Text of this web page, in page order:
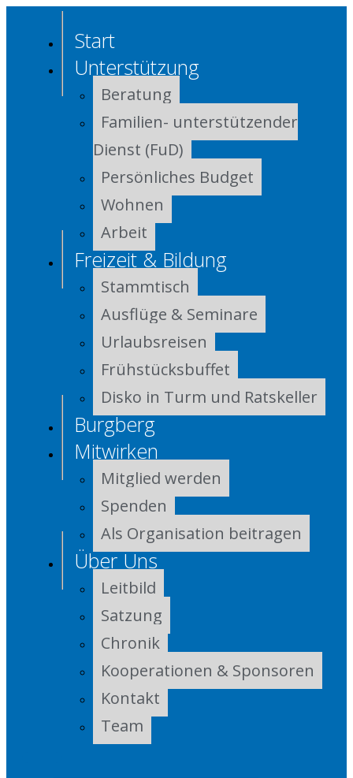
Start
Unterstützung
Beratung
Familien- unterstützender
Dienst (FuD)
Persönliches Budget
Wohnen
Arbeit
Freizeit & Bildung
Stammtisch
Ausflüge & Seminare
Urlaubsreisen
Frühstücksbuffet
Disko in Turm und Ratskeller
Burgberg
Mitwirken
Mitglied werden
Spenden
Als Organisation beitragen
Über Uns
Leitbild
Satzung
Chronik
Kooperationen & Sponsoren
Kontakt
Team